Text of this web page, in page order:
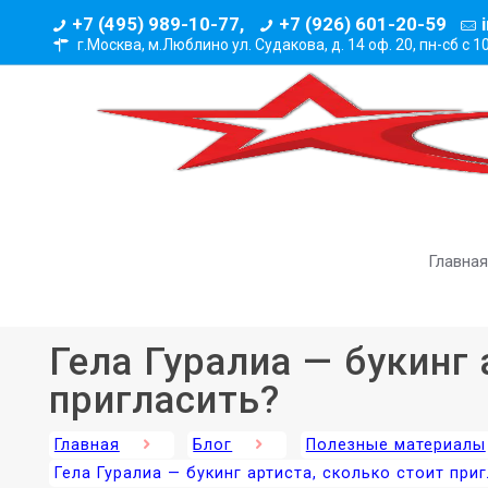
+7 (495) 989-10-77, +7 (926) 601-20-59
г.Москва, м.Люблино ул. Судакова, д. 14 оф. 20, пн-сб с
Главная
Гела Гуралиа — букинг
пригласить?
Главная Блог
Полезные материалы
Гела Гуралиа — букинг артиста, сколько стоит